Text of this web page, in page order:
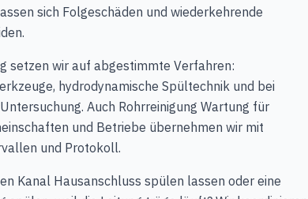
sich Folgeschäden und wiederkehrende
setzen wir auf abgestimmte Verfahren:
hydrodynamische Spültechnik und bei
Auch Rohrreinigung Wartung für
und Betriebe übernehmen wir mit
und Protokoll.
Kanal Hausanschluss spülen lassen oder eine